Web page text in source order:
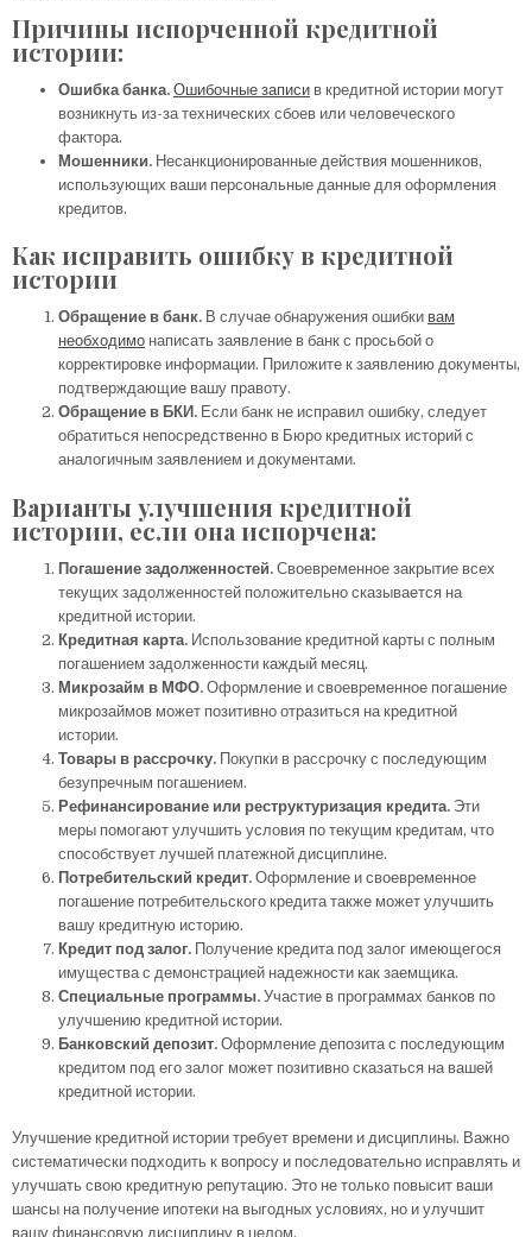
Причины испорченной кредитной
истории:
Ошибка банка. Ошибочные записи в кредитной истории могут
возникнуть из-за технических сбоев или человеческого
фактора.
Мошенники. Несанкционированные действия мошенников,
использующих ваши персональные данные для оформления
кредитов.
Как исправить ошибку в кредитной
истории
Обращение в банк. В случае обнаружения ошибки вам
необходимо написать заявление в банк с просьбой о
корректировке информации. Приложите к заявлению документы,
подтверждающие вашу правоту.
Обращение в БКИ. Если банк не исправил ошибку, следует
обратиться непосредственно в Бюро кредитных историй с
аналогичным заявлением и документами.
Варианты улучшения кредитной
истории, если она испорчена:
Погашение задолженностей. Своевременное закрытие всех
текущих задолженностей положительно сказывается на
кредитной истории.
Кредитная карта. Использование кредитной карты с полным
погашением задолженности каждый месяц.
Микрозайм в МФО. Оформление и своевременное погашение
микрозаймов может позитивно отразиться на кредитной
истории.
Товары в рассрочку. Покупки в рассрочку с последующим
безупречным погашением.
Рефинансирование или реструктуризация кредита. Эти
меры помогают улучшить условия по текущим кредитам, что
способствует лучшей платежной дисциплине.
Потребительский кредит. Оформление и своевременное
погашение потребительского кредита также может улучшить
вашу кредитную историю.
Кредит под залог. Получение кредита под залог имеющегося
имущества с демонстрацией надежности как заемщика.
Специальные программы. Участие в программах банков по
улучшению кредитной истории.
Банковский депозит. Оформление депозита с последующим
кредитом под его залог может позитивно сказаться на вашей
кредитной истории.
Улучшение кредитной истории требует времени и дисциплины. Важно
систематически подходить к вопросу и последовательно исправлять и
улучшать свою кредитную репутацию. Это не только повысит ваши
шансы на получение ипотеки на выгодных условиях, но и улучшит
вашу финансовую дисциплину в целом.